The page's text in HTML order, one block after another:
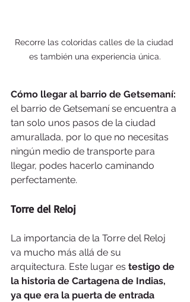
Recorre las coloridas calles de la ciudad
es también una experiencia única.
Cómo llegar al barrio de Getsemaní:
el barrio de Getsemaní se encuentra a
tan solo unos pasos de la ciudad
amurallada, por lo que no necesitas
ningún medio de transporte para
llegar, podes hacerlo caminando
perfectamente.
Torre del Reloj
La importancia de la Torre del Reloj
va mucho más allá de su
arquitectura. Este lugar es testigo de
la historia de Cartagena de Indias,
ya que era la puerta de entrada